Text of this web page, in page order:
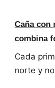
Caña con
combina
Cada
norte y